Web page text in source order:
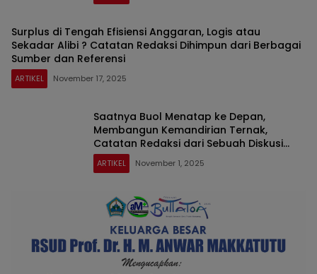
Surplus di Tengah Efisiensi Anggaran, Logis atau
Sekadar Alibi ? Catatan Redaksi Dihimpun dari Berbagai
Sumber dan Referensi
ARTIKEL November 17, 2025
Saatnya Buol Menatap ke Depan,
Membangun Kemandirian Ternak,
Catatan Redaksi dari Sebuah Diskusi
Group WhatsApp Para Tokoh Buol
ARTIKEL November 1, 2025